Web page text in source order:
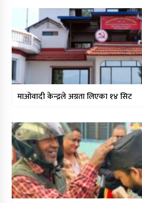
माओवादी केन्द्रले अग्रता लिएका १४ सिट